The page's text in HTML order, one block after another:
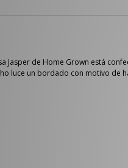
Jasper de Home Grown está
luce un bordado con motivo de